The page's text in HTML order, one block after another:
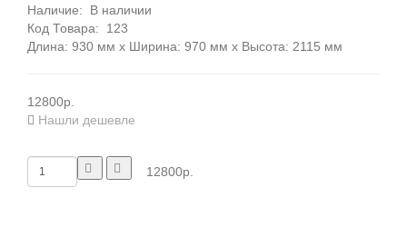
Наличие: В наличии
Код Товара:
123
Длина: 930 мм x Ширина: 970 мм x Высота: 2115 мм
12800р.
Нашли дешевле
12800р.